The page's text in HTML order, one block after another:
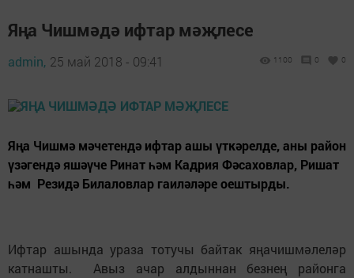
Яңа Чишмәдә ифтар мәҗлесе
admin, 25 май 2018 - 09:41 1100 0 0
Яңа Чишмә мәчетендә ифтар ашы үткәрелде, аны район
үзәгендә яшәүче Ринат һәм Кадрия Фәсаховлар, Ришат
һәм Резидә Билаловлар гаиләләре оештырды.
Ифтар ашында ураза тотучы байтак яңачишмәлеләр
катнашты. Авыз ачар алдыннан безнең районга